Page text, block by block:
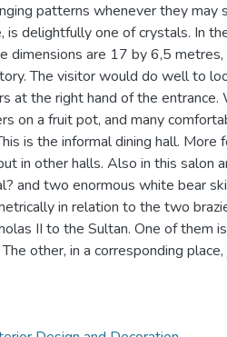
patterns whenever they may
is delightfully one of crystals. In
dimensions are 17 by 6,5 metres,
The visitor would do well to
at the right hand of the entrance.
on a fruit pot, and many
is the informal dining hall. More
in other halls. Also in this salon
and two enormous white bear
in relation to the two
II to the Sultan. One of them
other, in a corresponding